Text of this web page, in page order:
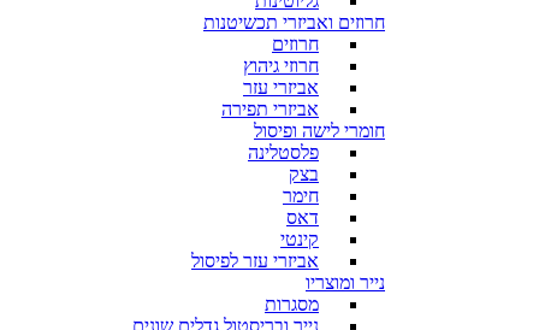
חרוזים ואביזרי תכשיטנות
חרוזים
חרוזי גיהוץ
אביזרי עזר
אביזרי תפירה
חומרי לישה ופיסול
פלסטלינה
בצק
חימר
דאס
קינטי
אביזרי עזר לפיסול
נייר ומוצריו
מסגרות
נייר ובריסטול גדלים שונים